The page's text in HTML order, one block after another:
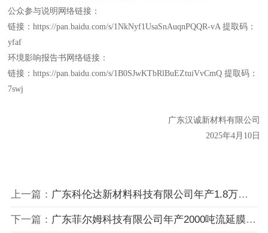
公众参与说明网络链接：
链接：https://pan.baidu.com/s/1NkNyf1UsaSnAuqnPQQR-vA提取码：
yfaf
环境影响报告书网络链接：
链接：https://pan.baidu.com/s/1B0SJwKTbRlBuEZtuiVvCmQ提取码：
7swj
广东汉诚新材料有限公司
2025年4月 10日
上一篇： 广东科伦达新材料科技有限公司年产1.8万吨纺织助剂和5500吨硅油产品建设项目环境影响报告书（征求意见稿）公示
下一篇： 广东菲尔姆科技有限公司年产2000吨流延膜建设项目竣工环境保护验收监测报告全本公示